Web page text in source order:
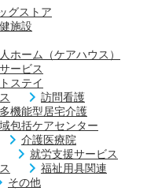
グストア
施設
ホーム（ケアハウス）
ービス
ステイ
訪問看護
機能型居宅介護
包括ケアセンター
介護医療院
就労支援サービス
福祉用具関連
その他